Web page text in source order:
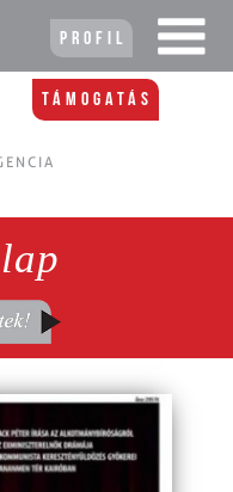
Profil
Támogatás